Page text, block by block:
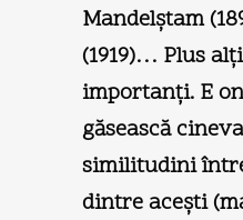
Mandelştam
(1919)… Plus
importanţi. E
găsească
similitudini
dintre aceşti